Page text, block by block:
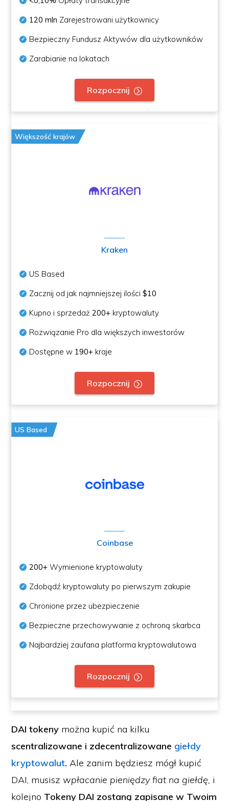
120 mln Zarejestrowani użytkownicy
Bezpieczny Fundusz Aktywów dla użytkowników
Zarabianie na lokatach
Rozpocznij
Większość krajów
Kraken
US Based
Zacznij od jak najmniejszej ilości$10
Kupno i sprzedaż200+ kryptowaluty
Rozwiązanie Pro dla większych inwestorów
Dostępne w 190+ kraje
Rozpocznij
US Based
Coinbase
200+ Wymienione kryptowaluty
Zdobądź kryptowaluty po pierwszym zakupie
Chronione przez ubezpieczenie
Bezpieczne przechowywanie z ochroną skarbca
Najbardziej zaufana platforma kryptowalutowa
Rozpocznij
DAI tokeny można kupić na kilku
scentralizowane i zdecentralizowane giełdy
kryptowalut.Ale zanim będziesz mógł kupić
DAI, musisz wpłacanie pieniędzy fiat na giełdę, i
kolejno Tokeny DAI zostaną zapisane w Twoim